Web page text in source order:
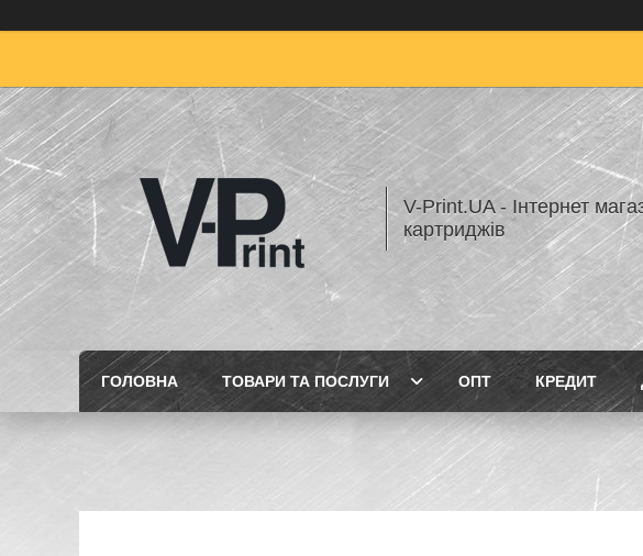
V-Print.UA - Інтернет
картриджів
ГОЛОВНА ТОВАРИ ТА ПОСЛУГИ ОПТ КРЕДИТ